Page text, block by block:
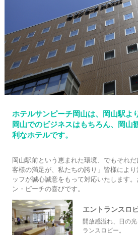
ホテルサンピーチ岡山は、岡山駅よ
岡山でのビジネスはもちろん、岡山
利なホテルです。
岡山駅前という恵まれた環境、でもそれ
客様の満足が、私たちの誇り」皆様によ
ッフが誠心誠意をもって対応いたします
ン・ピーチの喜びです。
エントランスロ
開放感溢れ、日の
ランスロビー。